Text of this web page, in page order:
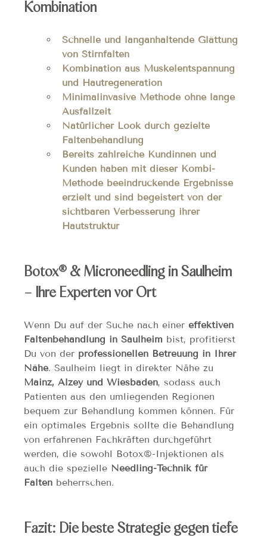
Kombination
Schnelle und langanhaltende Glättung
von Stirnfalten
Kombination aus Muskelentspannung
und Hautregeneration
Minimalinvasive Methode ohne lange
Ausfallzeit
Natürlicher Look durch gezielte
Faltenbehandlung
Bereits zahlreiche Kundinnen und
Kunden haben mit dieser Kombi-
Methode beeindruckende Ergebnisse
erzielt und sind begeistert von der
sichtbaren Verbesserung ihrer
Hautstruktur
Botox® & Microneedling in Saulheim
– Ihre Experten vor Ort
Wenn Du auf der Suche nach einer effektiven
Faltenbehandlung in Saulheim bist, profitierst
Du von der professionellen Betreuung in Ihrer
Nähe. Saulheim liegt in direkter Nähe zu
Mainz, Alzey und Wiesbaden, sodass auch
Patienten aus den umliegenden Regionen
bequem zur Behandlung kommen können. Für
ein optimales Ergebnis sollte die Behandlung
von erfahrenen Fachkräften durchgeführt
werden, die sowohl Botox®-Injektionen als
auch die spezielle Needling-Technik für
Falten beherrschen.
Fazit: Die beste Strategie gegen tiefe